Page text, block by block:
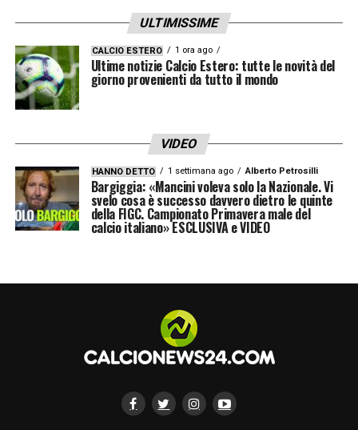
ULTIMISSIME
CALCIO ESTERO 1 ora ago
Ultime notizie Calcio Estero: tutte le novità del
giorno provenienti da tutto il mondo
VIDEO
HANNO DETTO 1 settimana ago Alberto Petrosilli
Bargiggia: «Mancini voleva solo la Nazionale. Vi
svelo cosa è successo davvero dietro le quinte
della FIGC. Campionato Primavera male del
calcio italiano» ESCLUSIVA e VIDEO